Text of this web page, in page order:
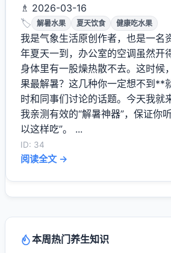
♗ 2026-03-16
🏷️
解暑水果 夏天饮食 健康吃水果
我是气象生活原创作者，也是一名
年夏天一到，办公室的空调虽然开
身体里有一股燥热散不去。这时候
果最解暑？这几种你一定想不到**
时和同事们讨论的话题。今天我就
我亲测有效的“解暑神器”，保证你
以这样吃”。 ...
ID: 34
阅读全文 →
本周热门养生知识